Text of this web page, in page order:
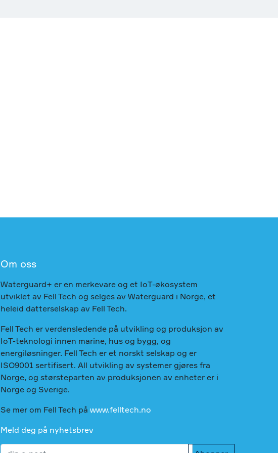
Om oss
Waterguard+ er en merkevare og et IoT-økosystem
utviklet av Fell Tech og selges av Waterguard i Norge, et
heleid datterselskap av Fell Tech.
Fell Tech er verdensledende på utvikling og produksjon av
IoT-teknologi innen marine, hus og bygg, og
energiløsninger. Fell Tech er et norskt selskap og er
ISO9001 sertifisert. All utvikling av systemer gjøres fra
Norge, og størsteparten av produksjonen av enheter er i
Norge og Sverige.
Se mer om Fell Tech på www.felltech.no
Meld deg på nyhetsbrev